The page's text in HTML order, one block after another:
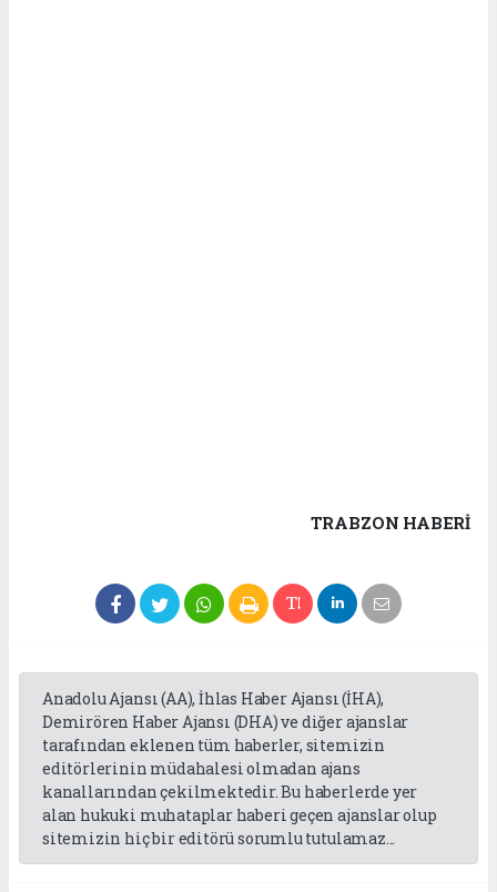
TRABZON HABERİ
Anadolu Ajansı (AA), İhlas Haber Ajansı (İHA),
Demirören Haber Ajansı (DHA) ve diğer ajanslar
tarafından eklenen tüm haberler, sitemizin
editörlerinin müdahalesi olmadan ajans
kanallarından çekilmektedir. Bu haberlerde yer
alan hukuki muhataplar haberi geçen ajanslar olup
sitemizin hiç bir editörü sorumlu tutulamaz...